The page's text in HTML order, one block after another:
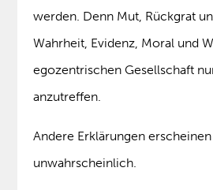
werden. Denn Mut, Rückgrat
Wahrheit, Evidenz, Moral und
egozentrischen Gesellschaft
anzutreffen.
Andere Erklärungen
unwahrscheinlich.